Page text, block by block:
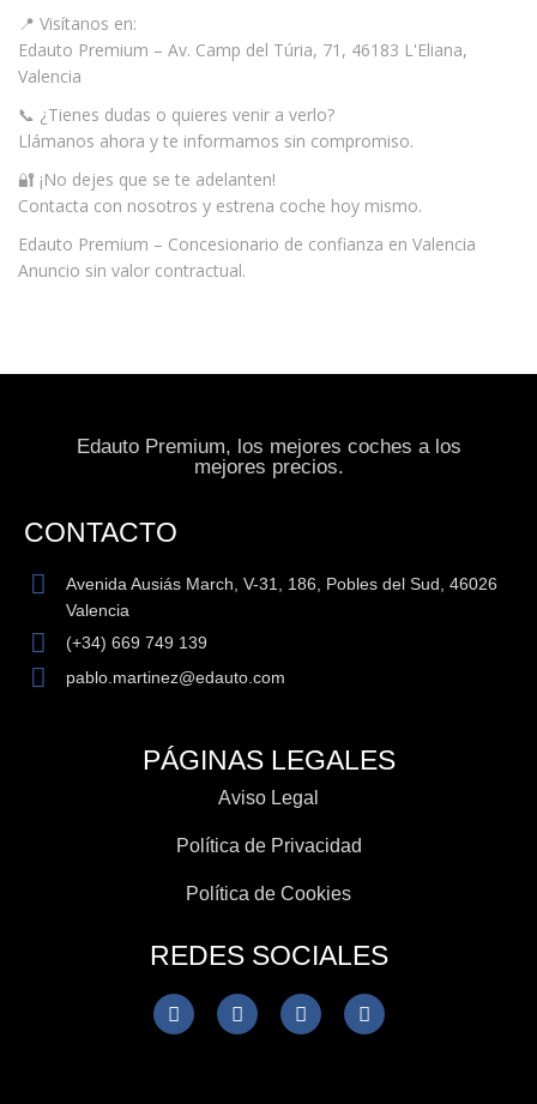
📍 Visítanos en:
Edauto Premium – Av. Camp del Túria, 71, 46183 L'Eliana,
Valencia
📞 ¿Tienes dudas o quieres venir a verlo?
Llámanos ahora y te informamos sin compromiso.
🔐 ¡No dejes que se te adelanten!
Contacta con nosotros y estrena coche hoy mismo.
Edauto Premium – Concesionario de confianza en Valencia
Anuncio sin valor contractual.
Edauto Premium, los mejores coches a los
mejores precios.
CONTACTO
Avenida Ausiás March, V-31, 186, Pobles del Sud, 46026
Valencia
(+34) 669 749 139
pablo.martinez@edauto.com
PÁGINAS LEGALES
Aviso Legal
Política de Privacidad
Política de Cookies
REDES SOCIALES